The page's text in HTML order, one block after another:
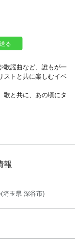
歌謡曲など、誰もが一
ストと共に楽しむイベ
歌と共に、あの頃にタ
報
埼玉県 深谷市)